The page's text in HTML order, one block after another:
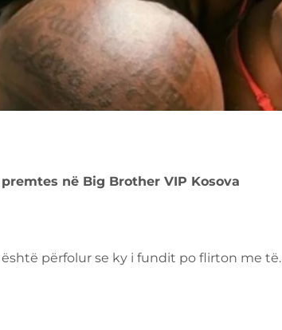
në Big Brother VIP Kosova
përfolur se ky i fundit po flirton me të.